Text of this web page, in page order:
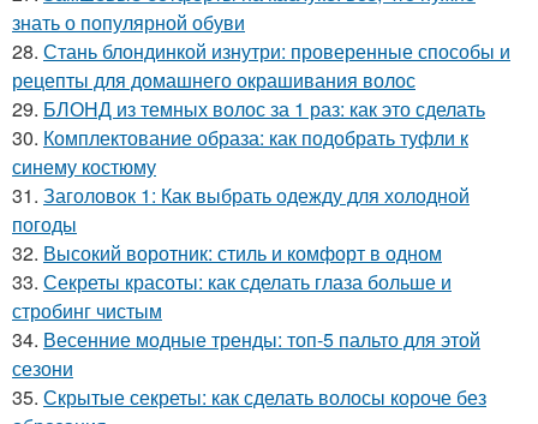
знать о популярной обуви
28. Стань блондинкой изнутри: проверенные способы и
рецепты для домашнего окрашивания волос
29. БЛОНД из темных волос за 1 раз: как это сделать
30. Комплектование образа: как подобрать туфли к
синему костюму
31. Заголовок 1: Как выбрать одежду для холодной
погоды
32. Высокий воротник: стиль и комфорт в одном
33. Секреты красоты: как сделать глаза больше и
стробинг чистым
34. Весенние модные тренды: топ-5 пальто для этой
сезони
35. Скрытые секреты: как сделать волосы короче без